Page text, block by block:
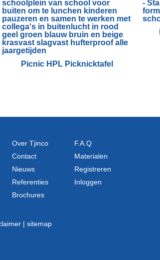
Picnic HPL Picknicktafel
Over Tjinco
Contact
Nieuws
Referenties
Brochures
F.A.Q
Materialen
Registreren
Inloggen
| sitemap